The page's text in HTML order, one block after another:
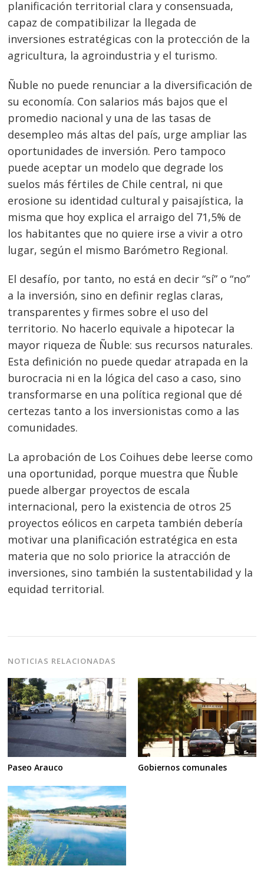
planificación territorial clara y consensuada,
capaz de compatibilizar la llegada de
inversiones estratégicas con la protección de la
agricultura, la agroindustria y el turismo.
Ñuble no puede renunciar a la diversificación de
su economía. Con salarios más bajos que el
promedio nacional y una de las tasas de
desempleo más altas del país, urge ampliar las
oportunidades de inversión. Pero tampoco
puede aceptar un modelo que degrade los
suelos más fértiles de Chile central, ni que
erosione su identidad cultural y paisajística, la
misma que hoy explica el arraigo del 71,5% de
los habitantes que no quiere irse a vivir a otro
lugar, según el mismo Barómetro Regional.
El desafío, por tanto, no está en decir “sí” o “no”
a la inversión, sino en definir reglas claras,
transparentes y firmes sobre el uso del
territorio. No hacerlo equivale a hipotecar la
mayor riqueza de Ñuble: sus recursos naturales.
Esta definición no puede quedar atrapada en la
burocracia ni en la lógica del caso a caso, sino
transformarse en una política regional que dé
certezas tanto a los inversionistas como a las
comunidades.
La aprobación de Los Coihues debe leerse como
una oportunidad, porque muestra que Ñuble
puede albergar proyectos de escala
internacional, pero la existencia de otros 25
proyectos eólicos en carpeta también debería
motivar una planificación estratégica en esta
materia que no solo priorice la atracción de
inversiones, sino también la sustentabilidad y la
equidad territorial.
NOTICIAS RELACIONADAS
Paseo Arauco Gobiernos comunales
Navegación
de
entradas